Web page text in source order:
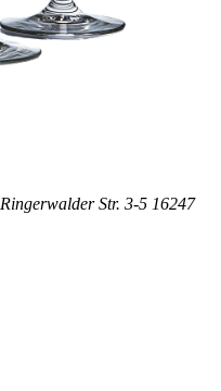
Ringerwalder Str. 3-5 16247